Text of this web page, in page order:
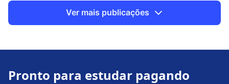
ajudar a analisar todas […]
Ver mais publicações
Pronto para estudar pagando